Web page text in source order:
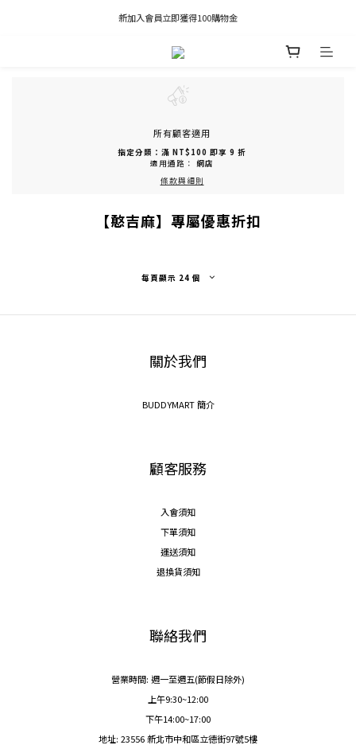
凡推薦新客加入會員，推薦人享有獎勵購物金80元；新客享有新客購物金50元。
新加入會員立即獲得100購物金
凡推薦新客加入會員，推薦人享有獎勵購物金80元；新客享有新客購物金50元。
所有顧客適用
指定分類：滿 NT$100 即享 9 折
適用通路： 網店
條款與細則
【憨吉麻】專屬優惠折扣
每頁顯示 24 個
關於我們
BUDDYMART 簡介
顧客服務
入會須知
下單須知
運送須知
退換貨須知
聯絡我們
營業時間: 週一至週五(節假日除外)
上午9:30~12:00
下午14:00~17:00
地址: 23556 新北市中和區立德街97號5樓